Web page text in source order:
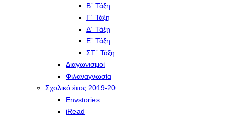
Β΄ Τάξη
Γ΄ Τάξη
Δ΄ Τάξη
Ε΄ Τάξη
ΣΤ΄ Τάξη
Διαγωνισμοί
Φιλαναγνωσία
Σχολικό έτος 2019-20
Envstories
iRead